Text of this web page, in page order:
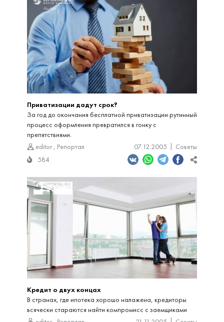
Приватизации дадут срок?
За год до окончания бесплатной приватизации рутинный
процесс оформления превратился в гонку с
препятствиями.
editor , Репортал 07.12.2005
Советы
584
Кредит о двух концах
В странах, где ипотека хорошо налажена, кредиторы
всячески стараются найти компромисс с заемщиками